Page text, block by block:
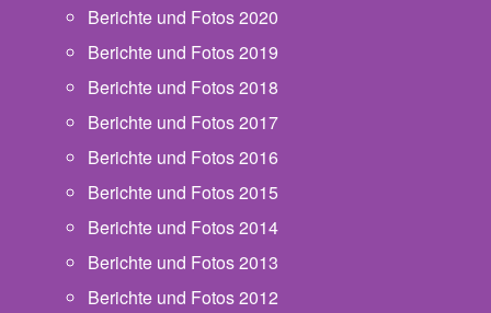
Berichte und Fotos 2020
Berichte und Fotos 2019
Berichte und Fotos 2018
Berichte und Fotos 2017
Berichte und Fotos 2016
Berichte und Fotos 2015
Berichte und Fotos 2014
Berichte und Fotos 2013
Berichte und Fotos 2012